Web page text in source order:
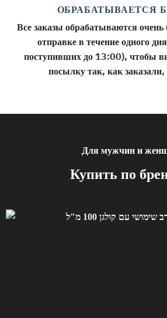
ОБРАБАТЫВАЕТСЯ
Все заказы обрабатываются
отправке в течение одного
поступивших до 13:00), чтобы
посылку так, как
Для мужчин и
Купить по